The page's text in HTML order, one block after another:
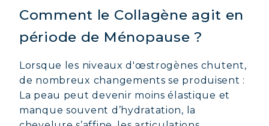
Comment le Collagène agit en
période de Ménopause ?
Lorsque les niveaux d'œstrogènes chutent,
de nombreux changements se produisent :
La peau peut devenir moins élastique et
manque souvent d’hydratation, la